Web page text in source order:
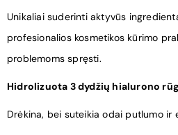
Unikaliai suderinti aktyvūs
profesionalios kosmetikos kūrimo
problemoms spręsti.
Hidrolizuota 3 dydžių hialurono
Drėkina, bei suteikia odai putlumo ir